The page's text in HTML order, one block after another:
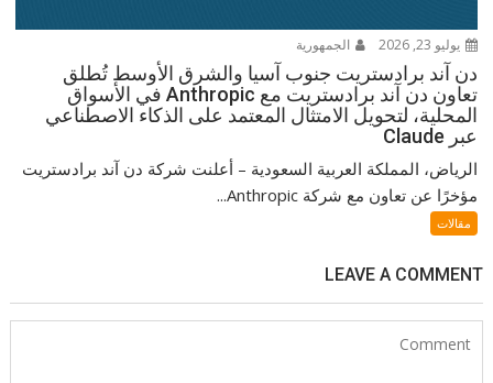
يوليو 23, 2026 الجمهورية
دن آند برادستريت جنوب آسيا والشرق الأوسط تُطلق
تعاون دن آند برادستريت مع Anthropic في الأسواق
المحلية، لتحويل الامتثال المعتمد على الذكاء الاصطناعي
عبر Claude
الرياض، المملكة العربية السعودية – أعلنت شركة دن آند برادستريت
مؤخرًا عن تعاون مع شركة Anthropic...
مقالات
LEAVE A COMMENT